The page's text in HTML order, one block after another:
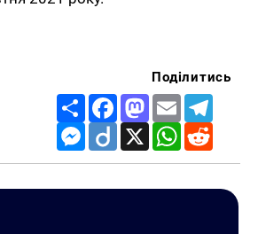
Поділитись
Share FacebookMastodon
Email
Messenger
Diigo X WhatsApp